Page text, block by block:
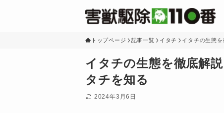
トップページ 記事一覧 イタチ イタチの生態
イタチの生態を徹底解
タチを知る
2024年3月6日